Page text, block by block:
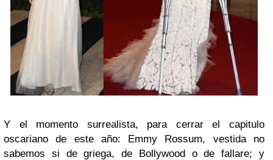
Y el momento surrealista, para cerrar el capitulo
oscariano de este año: Emmy Rossum, vestida no
sabemos si de griega, de Bollywood o de fallare; y